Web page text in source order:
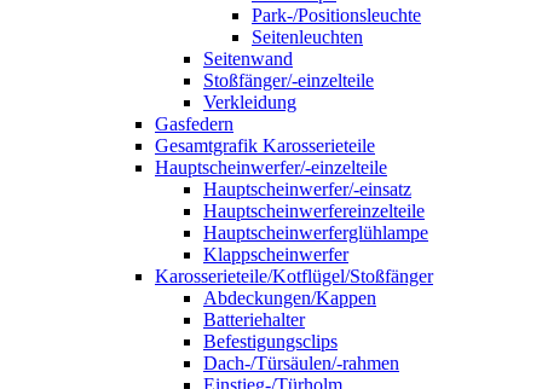
Park-/Positionsleuchte
Seitenleuchten
Seitenwand
Stoßfänger/-einzelteile
Verkleidung
Gasfedern
Gesamtgrafik Karosserieteile
Hauptscheinwerfer/-einzelteile
Hauptscheinwerfer/-einsatz
Hauptscheinwerfereinzelteile
Hauptscheinwerferglühlampe
Klappscheinwerfer
Karosserieteile/Kotflügel/Stoßfänger
Abdeckungen/Kappen
Batteriehalter
Befestigungsclips
Dach-/Türsäulen/-rahmen
Einstieg-/Türholm